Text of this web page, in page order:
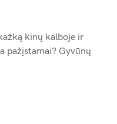
kinų kalboje ir
pažįstamai? Gyvūnų